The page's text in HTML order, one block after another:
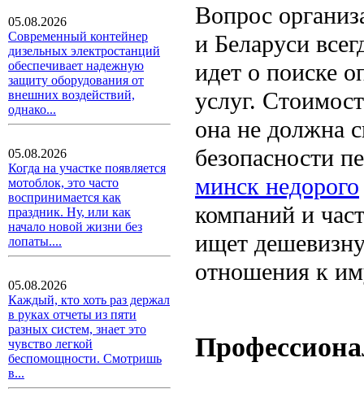
05.08.2026
Современный контейнер
дизельных электростанций
обеспечивает надежную
защиту оборудования от
внешних воздействий,
однако...
05.08.2026
Когда на участке появляется
мотоблок, это часто
воспринимается как
праздник. Ну, или как
начало новой жизни без
лопаты....
05.08.2026
Каждый, кто хоть раз держал
в руках отчеты из пяти
разных систем, знает это
чувство легкой
беспомощности. Смотришь
в...
Вопрос
и Беларуси
идет о поиске
услуг.
она не должна
безопасности
минск недорого
компаний и
ищет
отношения к